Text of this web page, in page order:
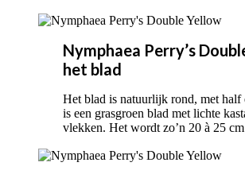
Nymphaea Perry’s
het blad
Het blad is natuurlijk rond, met half
is een grasgroen blad met lichte
vlekken. Het wordt zo’n 20 à 25